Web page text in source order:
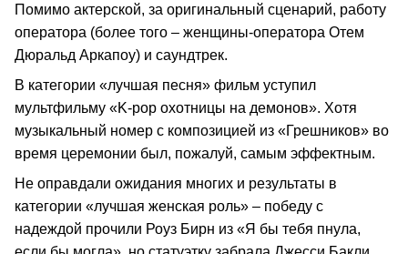
Помимо актерской, за оригинальный сценарий, работу
оператора (более того – женщины-оператора Отем
Дюральд Аркапоу) и саундтрек.
В категории «лучшая песня» фильм уступил
мультфильму «K-pop охотницы на демонов». Хотя
музыкальный номер с композицией из «Грешников» во
время церемонии был, пожалуй, самым эффектным.
Не оправдали ожидания многих и результаты в
категории «лучшая женская роль» – победу с
надеждой прочили Роуз Бирн из «Я бы тебя пнула,